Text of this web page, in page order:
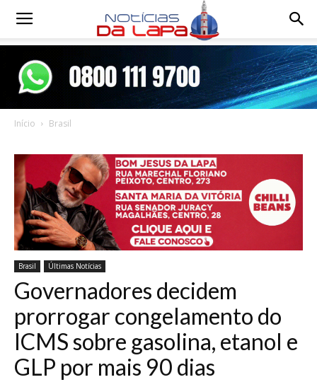
Notícias
Início Brasil
Brasil Últimas Notícias
Governadores decidem
prorrogar congelamento do
ICMS sobre gasolina, etanol e
GLP por mais 90 dias